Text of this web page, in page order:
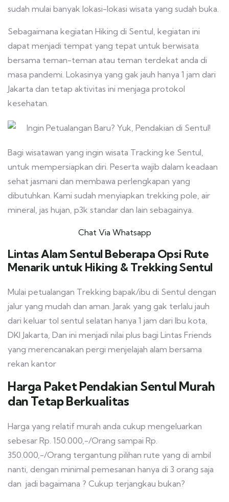
sudah mulai banyak lokasi-lokasi wisata yang sudah buka.
Sebagaimana kegiatan Hiking di Sentul, kegiatan ini
dapat menjadi tempat yang tepat untuk berwisata
bersama teman-teman atau teman terdekat anda di
masa pandemi. Lokasinya yang gak jauh hanya 1 jam dari
Jakarta dan tetap aktivitas ini menjaga protokol
kesehatan.
Bagi wisatawan yang ingin wisata Tracking ke Sentul,
untuk mempersiapkan diri. Peserta wajib dalam keadaan
sehat jasmani dan membawa perlengkapan yang
dibutuhkan. Kami sudah menyiapkan trekking pole, air
mineral, jas hujan, p3k standar dan lain sebagainya.
Chat Via Whatsapp
Lintas Alam Sentul Beberapa Opsi Rute
Menarik untuk Hiking & Trekking Sentul
Mulai petualangan Trekking bapak/ibu di Sentul dengan
jalur yang mudah dan aman. Jarak yang gak terlalu jauh
dari keluar tol sentul selatan hanya 1 jam dari Ibu kota,
DKI Jakarta, Dan ini menjadi nilai plus bagi Lintas Friends
yang merencanakan pergi menjelajah alam bersama
rekan kantor
Harga Paket Pendakian Sentul Murah
dan Tetap Berkualitas
Harga yang relatif murah anda cukup mengeluarkan
sebesar Rp. 150.000,-/Orang sampai Rp.
350.000,-/Orang tergantung pilihan rute yang di ambil
nanti, dengan minimal pemesanan hanya di 3 orang saja
dan jadi bagaimana ? Cukup terjangkau bukan?